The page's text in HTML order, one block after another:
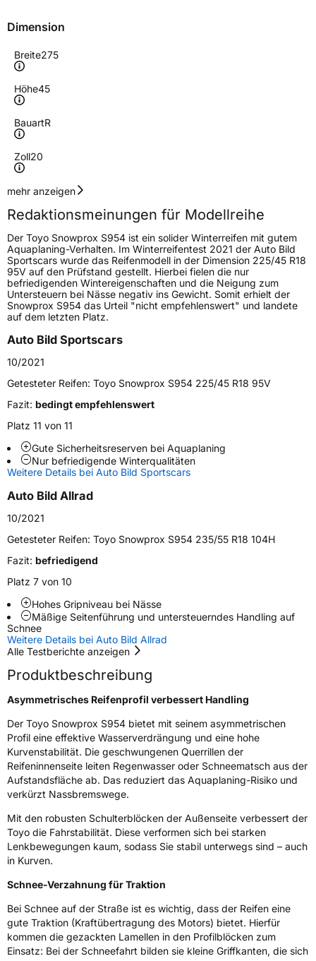
Dimension
Breite275
Höhe45
BauartR
Zoll20
Geschwindigkeitsindex
Höchstgeschwindigkeit
240 km/h
Lastindex110
Höchstlast1060 kg
Gewicht (in kg) 16,5 kg
Fahrzeugtyp
VerwendungWinterreifen
ModellnameSnowprox S954 SUV
FahrzeugartPKW & SUV
Weitere Eigenschaften
SchlauchtypTL
Zustand
M+SJa
VerstärktXL
EU Label
EffizienzD
NasshaftungC
Rollgeräusch (Klasse)B
Rollgeräusch (dB)72
FahrzeugklasseC1
Eisgrip Nein
EPREL ID
Allgemeine Produktsicherheit (GPSR)
HerstellerkontaktToyo Tire Europe GmbH, Halskestrasse 3-5
47877 Willich Deutschland,www.toyotire.eu,
technik-service@toyo-tire.de
mehr anzeigen
Redaktionsmeinungen für Modellreihe
Der Toyo Snowprox S954 ist ein solider Winterreifen mit gutem
Aquaplaning-Verhalten. Im Winterreifentest 2021 der Auto Bild
Sportscars wurde das Reifenmodell in der Dimension 225/45 R18
95V auf den Prüfstand gestellt. Hierbei fielen die nur
befriedigenden Wintereigenschaften und die Neigung zum
Untersteuern bei Nässe negativ ins Gewicht. Somit erhielt der
Snowprox S954 das Urteil "nicht empfehlenswert" und landete
auf dem letzten Platz.
Auto Bild Sportscars
10/2021
Getesteter Reifen: Toyo Snowprox S954 225/45 R18 95V
Fazit: bedingt empfehlenswert
Platz 11 von 11
Gute Sicherheitsreserven bei Aquaplaning
Nur befriedigende Winterqualitäten
Weitere Details bei Auto Bild Sportscars
Auto Bild Allrad
10/2021
Getesteter Reifen: Toyo Snowprox S954 235/55 R18 104H
Fazit: befriedigend
Platz 7 von 10
Hohes Gripniveau bei Nässe
Mäßige Seitenführung und untersteuerndes Handling auf
Schnee
Weitere Details bei Auto Bild Allrad
Alle Testberichte anzeigen
Produktbeschreibung
Asymmetrisches Reifenprofil verbessert Handling
Der Toyo Snowprox S954 bietet mit seinem asymmetrischen
Profil eine effektive Wasserverdrängung und eine hohe
Kurvenstabilität. Die geschwungenen Querrillen der
Reifeninnenseite leiten Regenwasser oder Schneematsch aus der
Aufstandsfläche ab. Das reduziert das Aquaplaning-Risiko und
verkürzt Nassbremswege.
Mit den robusten Schulterblöcken der Außenseite verbessert der
Toyo die Fahrstabilität. Diese verformen sich bei starken
Lenkbewegungen kaum, sodass Sie stabil unterwegs sind – auch
in Kurven.
Schnee-Verzahnung für Traktion
Bei Schnee auf der Straße ist es wichtig, dass der Reifen eine
gute Traktion (Kraftübertragung des Motors) bietet. Hierfür
kommen die gezackten Lamellen in den Profilblöcken zum
Einsatz: Bei der Schneefahrt bilden sie kleine Griffkanten, die sich